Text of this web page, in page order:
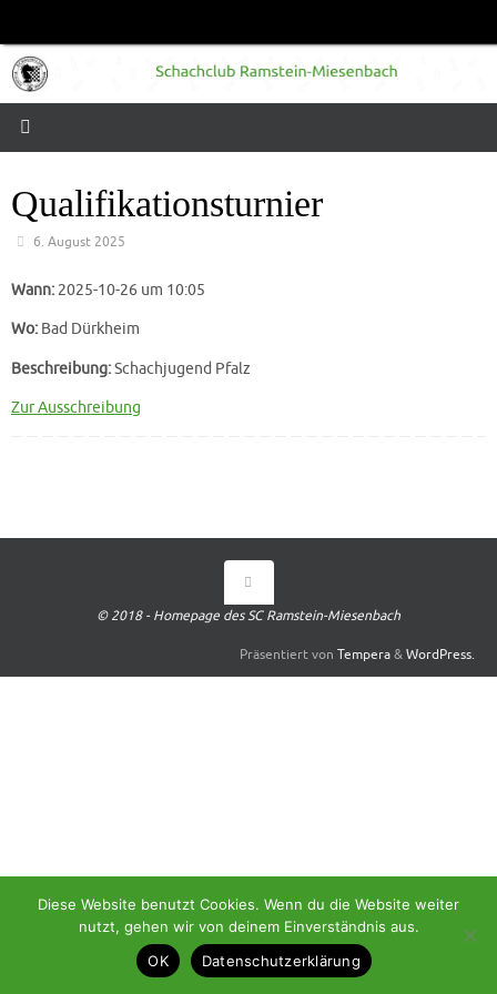
springen
Qualifikationsturnier
6. August 2025
Wann: 2025-10-26 um 10:05
Wo: Bad Dürkheim
Beschreibung:Schachjugend Pfalz
Zur Ausschreibung
© 2018 - Homepage des SC Ramstein-Miesenbach
Präsentiert von Tempera&WordPress.
Diese Website benutzt Cookies. Wenn du die Website weiter
nutzt, gehen wir von deinem Einverständnis aus.
OK
Datenschutzerklärung